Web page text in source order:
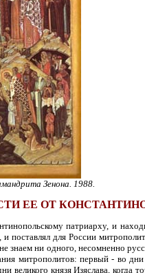
Зенона. 1988.
ОТ
патриарху, и
для России
ни одного, несомненно
митрополитов: первый - во
князя Изяслава,